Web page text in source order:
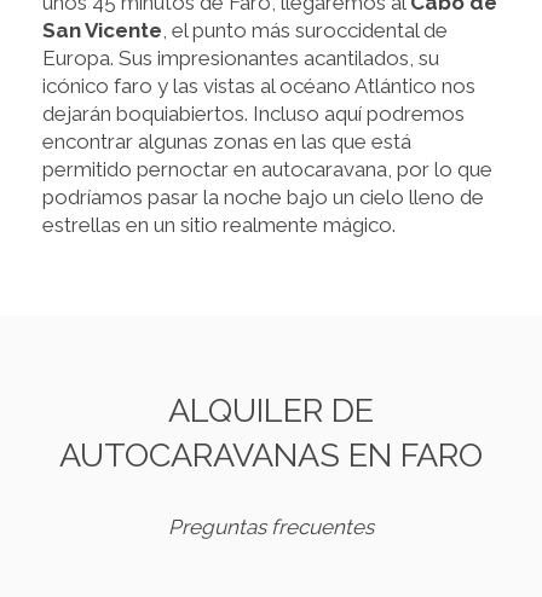
San Vicente, el punto más suroccidental de
Europa. Sus impresionantes acantilados, su
icónico faro y las vistas al océano Atlántico nos
dejarán boquiabiertos. Incluso aquí podremos
encontrar algunas zonas en las que está
permitido pernoctar en autocaravana, por lo que
podríamos pasar la noche bajo un cielo lleno de
estrellas en un sitio realmente mágico.
ALQUILER DE
AUTOCARAVANAS EN FARO
Preguntas frecuentes